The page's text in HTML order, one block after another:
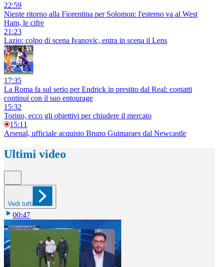
22:59
Niente ritorno alla Fiorentina per Solomon: l'esterno va al West
Ham, le cifre
21:23
Lazio: colpo di scena Ivanovic, entra in scena il Lens
17:35
La Roma fa sul serio per Endrick in prestito dal Real: contatti
continui con il suo entourage
15:32
Torino, ecco gli obiettivi per chiudere il mercato
15:11
Arsenal, ufficiale acquisto Bruno Guimaraes dal Newcastle
Ultimi video
Vedi tutti
00:47